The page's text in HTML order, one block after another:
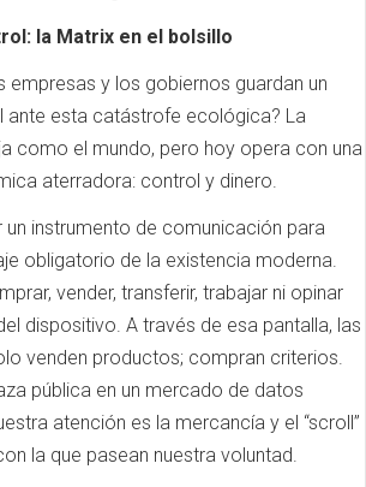
la Matrix en el bolsillo
empresas y los gobiernos guardan un
ante esta catástrofe ecológica? La
como el mundo, pero hoy opera con una
aterradora: control y dinero.
un instrumento de comunicación para
obligatorio de la existencia moderna.
vender, transferir, trabajar ni opinar
dispositivo. A través de esa pantalla, las
venden productos; compran criterios.
pública en un mercado de datos
atención es la mercancía y el “scroll”
la que pasean nuestra voluntad.